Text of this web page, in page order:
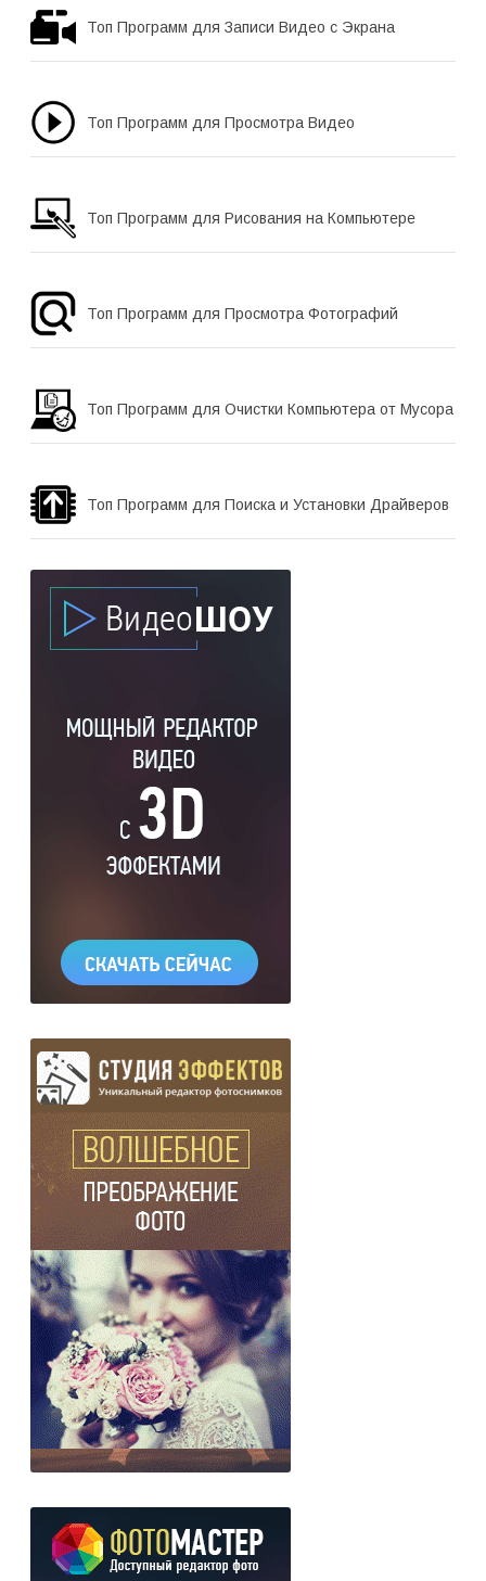
Топ Программ для Записи Видео с Экрана
Топ Программ для Просмотра Видео
Топ Программ для Рисования на Компьютере
Топ Программ для Просмотра Фотографий
Топ Программ для Очистки Компьютера от Мусора
Топ Программ для Поиска и Установки Драйверов